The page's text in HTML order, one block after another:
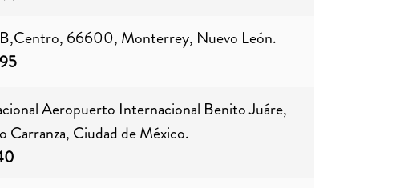
66600, Monterrey, Nuevo León.
Aeropuerto Internacional Benito Juáre,
Carranza, Ciudad de México.